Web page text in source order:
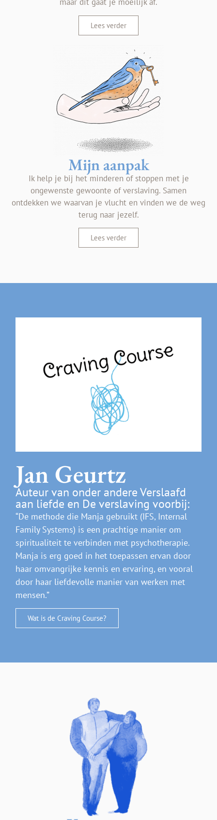
Lees verder
Mijn aanpak
Ik help je bij het minderen of stoppen met je
ongewenste gewoonte of verslaving. Samen
ontdekken we waarvan je vlucht en vinden we de weg
terug naar jezelf.
Lees verder
Jan Geurtz
Auteur van onder andere Verslaafd
aan liefde en De verslaving voorbij:
“De methode die Manja gebruikt (IFS, Internal
Family Systems) is een prachtige manier om
spiritualiteit te verbinden met psychotherapie.
Manja is erg goed in het toepassen ervan door
haar omvangrijke kennis en ervaring, en vooral
door haar liefdevolle manier van werken met
mensen.”
Wat is de Craving Course?